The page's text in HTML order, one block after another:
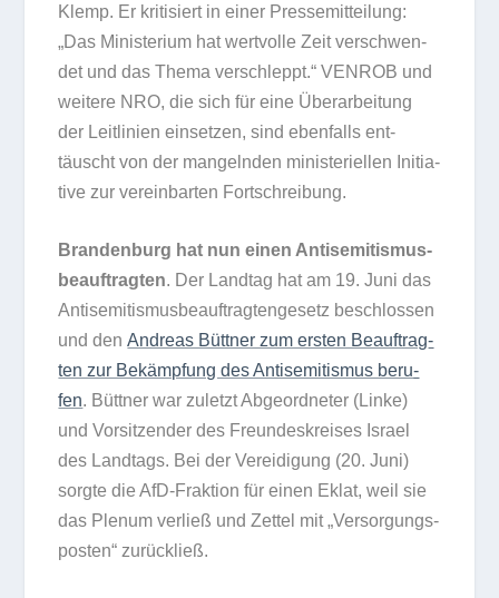
Klemp. Er kri­ti­siert in einer Pres­se­mit­tei­lung:
„Das Minis­te­rium hat wert­volle Zeit ver­schwen­
det und das Thema ver­schleppt.“ VENROB und
wei­tere NRO, die sich für eine Über­ar­bei­tung
der Leit­li­nien ein­set­zen, sind eben­falls ent­
täuscht von der man­geln­den minis­te­ri­el­len Initia­
tive zur ver­ein­bar­ten Fortschreibung.
Bran­den­burg hat nun einen Anti­se­mi­tis­mus­
be­auf­trag­ten. Der Land­tag hat am 19. Juni das
Anti­se­mi­tis­mus­be­auf­trag­ten­ge­setz beschlos­sen
und denAndreas Bütt­ner zum ers­ten Beauf­trag­
ten zur Bekämp­fung des Anti­se­mi­tis­mus beru­
fen. Bütt­ner war zuletzt Abge­ord­ne­ter (Linke)
und Vor­sit­zen­der des Freun­des­krei­ses Israel
des Land­tags. Bei der Ver­ei­di­gung (20. Juni)
sorgte die AfD-Frak­tion für einen Eklat, weil sie
das Ple­num ver­ließ und Zet­tel mit „Ver­sor­gungs­
pos­ten“ zurückließ.